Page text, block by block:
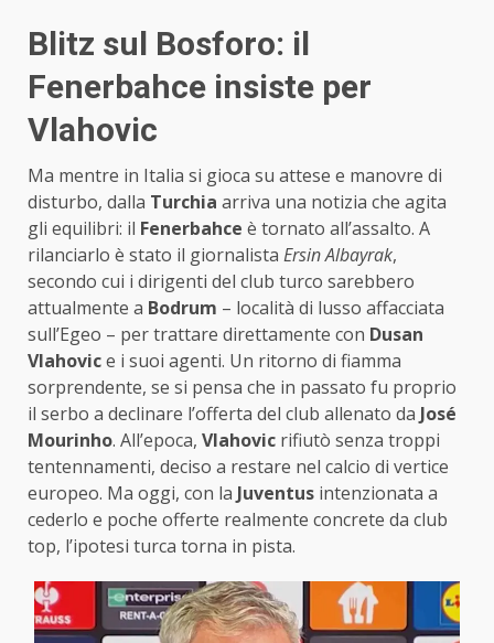
Blitz sul Bosforo: il
Fenerbahce insiste per
Vlahovic
Ma mentre in Italia si gioca su attese e manovre di
disturbo, dalla Turchia arriva una notizia che agita
gli equilibri: il Fenerbahce è tornato all’assalto. A
rilanciarlo è stato il giornalista Ersin Albayrak,
secondo cui i dirigenti del club turco sarebbero
attualmente a Bodrum – località di lusso affacciata
sull’Egeo – per trattare direttamente con Dusan
Vlahovice i suoi agenti. Un ritorno di fiamma
sorprendente, se si pensa che in passato fu proprio
il serbo a declinare l’offerta del club allenato da José
Mourinho. All’epoca, Vlahovic rifiutò senza troppi
tentennamenti, deciso a restare nel calcio di vertice
europeo. Ma oggi, con la Juventus intenzionata a
cederlo e poche offerte realmente concrete da club
top, l’ipotesi turca torna in pista.